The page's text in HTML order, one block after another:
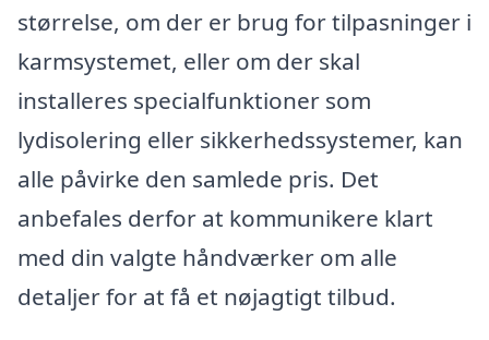
størrelse, om der er brug for tilpasninger i
karmsystemet, eller om der skal
installeres specialfunktioner som
lydisolering eller sikkerhedssystemer, kan
alle påvirke den samlede pris. Det
anbefales derfor at kommunikere klart
med din valgte håndværker om alle
detaljer for at få et nøjagtigt tilbud.